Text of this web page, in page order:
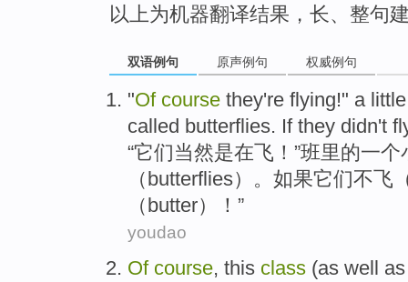
以上为机器翻译结果，长、整句
双语例句 原声例句 权威例句
"Of course they're flying!" a
called butterflies. If they didn't
“它们当然是在飞！”班里的一
（butterflies）。如果它们不飞
（butter）！”
youdao
Of course, this class (as well as